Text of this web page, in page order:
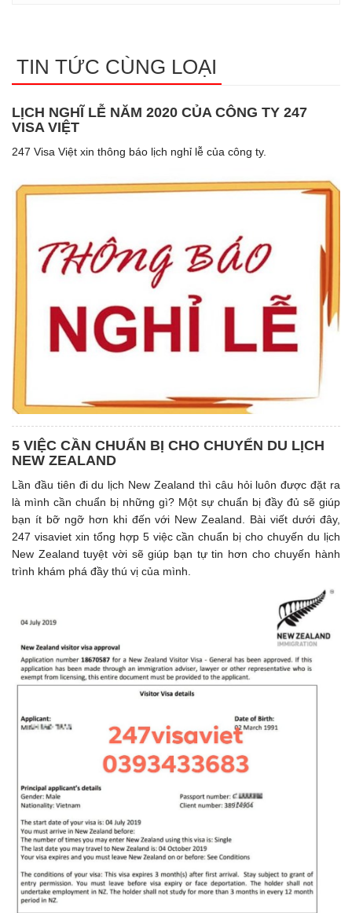
TIN TỨC CÙNG LOẠI
LỊCH NGHĨ LỄ NĂM 2020 CỦA CÔNG TY 247
VISA VIỆT
247 Visa Việt xin thông báo lịch nghỉ lễ của công ty.
5 VIỆC CẦN CHUẨN BỊ CHO CHUYỂN DU LỊCH
NEW ZEALAND
Lần đầu tiên đi du lịch New Zealand thì câu hỏi luôn được đặt ra
là mình cần chuẩn bị những gì? Một sự chuẩn bị đầy đủ sẽ giúp
bạn ít bỡ ngỡ hơn khi đến với New Zealand. Bài viết dưới đây,
247 visaviet xin tổng hợp 5 việc cần chuẩn bị cho chuyến du lịch
New Zealand tuyệt vời sẽ giúp bạn tự tin hơn cho chuyến hành
trình khám phá đầy thú vị của mình.